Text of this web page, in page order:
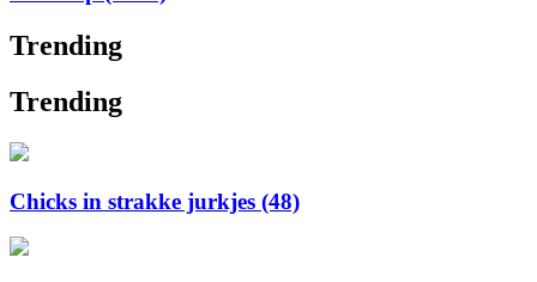
Trending
Trending
Chicks in strakke jurkjes (48)